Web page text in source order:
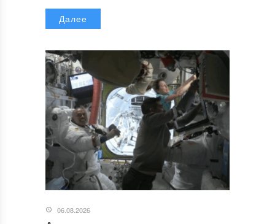
Далее
06.08.2026